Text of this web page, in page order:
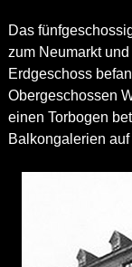
Das
zum Neumarkt
Erdgeschoss
Obergeschossen
einen Torbogen
Balkongalerien